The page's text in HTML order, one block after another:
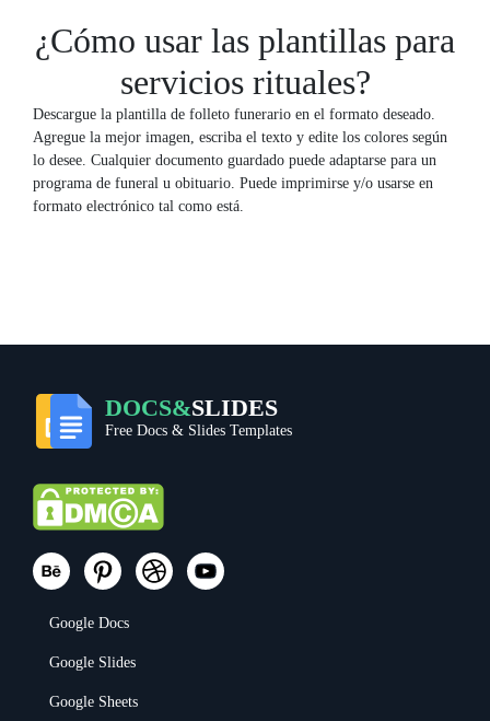
¿Cómo usar las plantillas para
servicios rituales?
Descargue la plantilla de folleto funerario en el formato deseado.
Agregue la mejor imagen, escriba el texto y edite los colores según
lo desee. Cualquier documento guardado puede adaptarse para un
programa de funeral u obituario. Puede imprimirse y/o usarse en
formato electrónico tal como está.
DOCS&SLIDES
Free Docs & Slides Templates
Google Docs
Google Slides
Google Sheets